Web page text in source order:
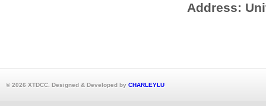
Address:
© 2026 XTDCC. Designed & Developed by CHARLEYLU